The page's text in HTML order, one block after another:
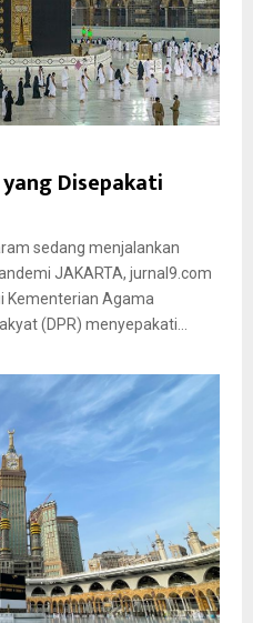
Disepakati
sedang menjalankan
JAKARTA, jurnal9.com
Kementerian Agama
(DPR) menyepakati...